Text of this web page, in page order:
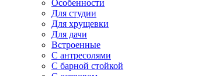
Особенности
Для студии
Для хрущевки
Для дачи
Встроенные
С антресолями
С барной стойкой